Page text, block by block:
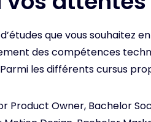
que vous souhaitez
des compétences
les différents cursus
Product Owner, Bachelor